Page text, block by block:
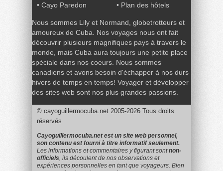
• Cayo Paredon
• Plan des hôtels
Nous sommes Lily et Normand, globetrotteurs et
amoureux de Cuba. Nos voyages nous ont fait
découvrir plusieurs magnifiques pays à travers le
monde, mais Cuba aura toujours une petite place
spéciale dans nos coeurs. Nous sommes
canadiens et avons besoin d'échapper à nos durs
hivers de temps en temps! Voyager et développer
des sites web sont nos plus grandes passions.
© cayoguillermocuba.net 2005-2026 Tous droits
réservés
Signet
| Plan du site
Cayoguillermocuba.net est un site web personnel,
son contenu est fourni à titre informatif seulement.
Les informations et commentaires y figurant sontnon-
officiels, ils découlent de nos observations et
expériences personnelles en tant que voyageurs. Bien